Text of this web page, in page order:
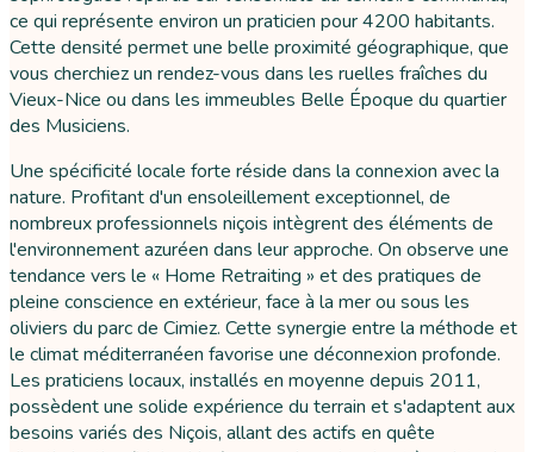
ce qui représente environ un praticien pour 4200 habitants.
Cette densité permet une belle proximité géographique, que
vous cherchiez un rendez-vous dans les ruelles fraîches du
Vieux-Nice ou dans les immeubles Belle Époque du quartier
des Musiciens.
Une spécificité locale forte réside dans la connexion avec la
nature. Profitant d'un ensoleillement exceptionnel, de
nombreux professionnels niçois intègrent des éléments de
l'environnement azuréen dans leur approche. On observe une
tendance vers le « Home Retraiting » et des pratiques de
pleine conscience en extérieur, face à la mer ou sous les
oliviers du parc de Cimiez. Cette synergie entre la méthode et
le climat méditerranéen favorise une déconnexion profonde.
Les praticiens locaux, installés en moyenne depuis 2011,
possèdent une solide expérience du terrain et s'adaptent aux
besoins variés des Niçois, allant des actifs en quête